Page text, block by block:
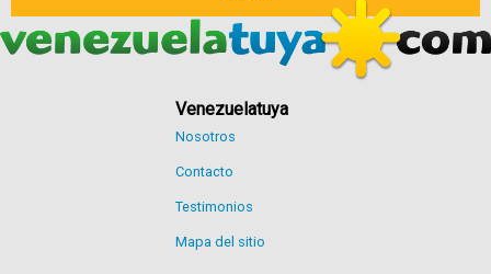
Venezuelatuya
Nosotros
Contacto
Testimonios
Mapa del sitio